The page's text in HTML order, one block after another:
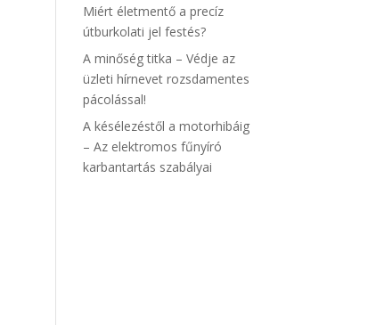
Miért életmentő a precíz
útburkolati jel festés?
A minőség titka – Védje az
üzleti hírnevet rozsdamentes
pácolással!
A késélezéstől a motorhibáig
– Az elektromos fűnyíró
karbantartás szabályai